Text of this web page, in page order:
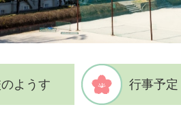
ようす 行事予定